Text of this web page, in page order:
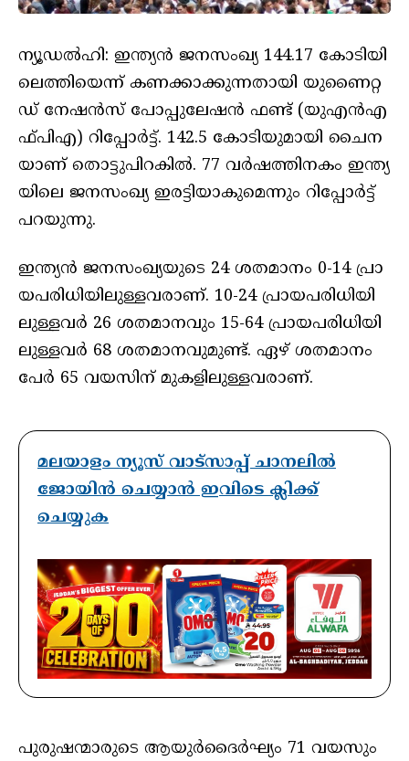
ന്യൂ​ഡ​ൽ​ഹി: ഇ​ന്ത്യ​ൻ ജ​ന​സം​ഖ്യ 144.17 കോ​ടി​​യി​
ലെ​ത്തി​യെ​ന്ന് ക​ണ​ക്കാ​ക്കു​ന്ന​താ​യി യു​ണൈറ്റ​
ഡ് നേ​ഷ​ൻ​സ് പോ​പ്പുലേ​ഷ​ൻ ഫ​ണ്ട് (യുഎ​ൻഎ​
ഫ്പിഎ) റി​പ്പോ​ർ​ട്ട്. 142.5 കോ​ടി​യു​മാ​യി ചൈ​ന​
യാ​ണ് തൊ​ട്ടു​പി​റ​കി​ൽ. 77 വ​ർ​ഷ​ത്തി​ന​കം ഇ​ന്ത്യ​
യി​ലെ ജ​ന​സം​ഖ്യ ഇ​ര​ട്ടി​യാ​കു​മെ​ന്നും റി​പ്പോ​ർ​ട്ട്
പ​റ​യു​ന്നു.
ഇ​ന്ത്യ​ൻ ജ​ന​സം​ഖ്യ​യു​ടെ 24 ശ​ത​മാ​നം 0-14 പ്രാ​
യ​പ​രി​ധി​യി​ലു​ള്ള​വ​രാ​ണ്. 10-24 പ്രാ​യ​പ​രി​ധി​യി​
ലു​ള്ള​വ​ർ 26 ശ​ത​മാ​ന​വും 15-64 പ്രാ​യ​പ​രി​ധി​യി​
ലു​ള്ള​വ​ർ 68 ശ​ത​മാ​ന​വു​മു​ണ്ട്. ഏ​ഴ് ശ​ത​മാ​നം
പേ​ർ 65 വ​യ​സി​ന് മു​ക​ളി​ലു​ള്ള​വ​രാ​ണ്.
മലയാളം ന്യൂസ് വാട്സാപ്പ് ചാനലിൽ
ജോയിൻ ചെയ്യാൻ ഇവിടെ ക്ലിക്ക്
ചെയ്യുക
പു​രു​ഷ​ന്മാ​രു​ടെ ആ​യു​ർ​ദൈ​ർ​ഘ്യം 71 വ​യ​സും